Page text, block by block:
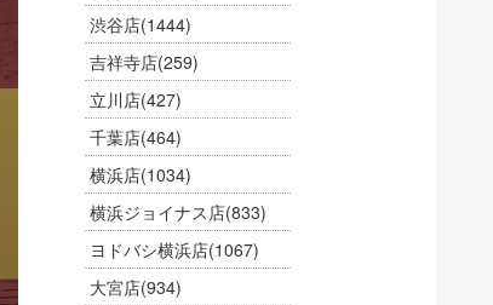
渋谷店(1444)
吉祥寺店(259)
立川店(427)
千葉店(464)
横浜店(1034)
横浜ジョイナス店(833)
ヨドバシ横浜店(1067)
大宮店(934)